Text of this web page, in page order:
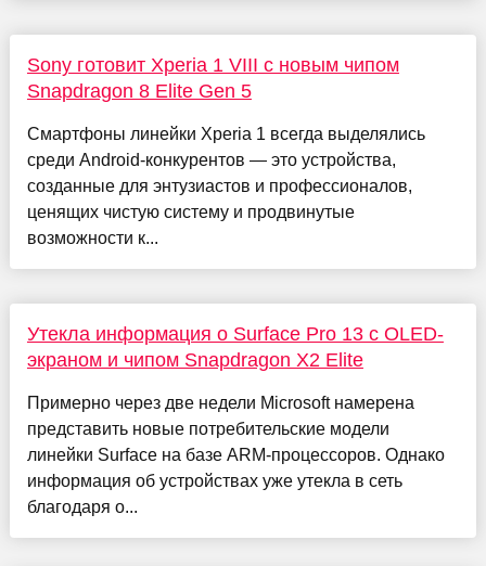
Sony готовит Xperia 1 VIII с новым чипом
Snapdragon 8 Elite Gen 5
Смартфоны линейки Xperia 1 всегда выделялись
среди Android-конкурентов — это устройства,
созданные для энтузиастов и профессионалов,
ценящих чистую систему и продвинутые
возможности к...
Утекла информация о Surface Pro 13 с OLED-
экраном и чипом Snapdragon X2 Elite
Примерно через две недели Microsoft намерена
представить новые потребительские модели
линейки Surface на базе ARM-процессоров. Однако
информация об устройствах уже утекла в сеть
благодаря о...